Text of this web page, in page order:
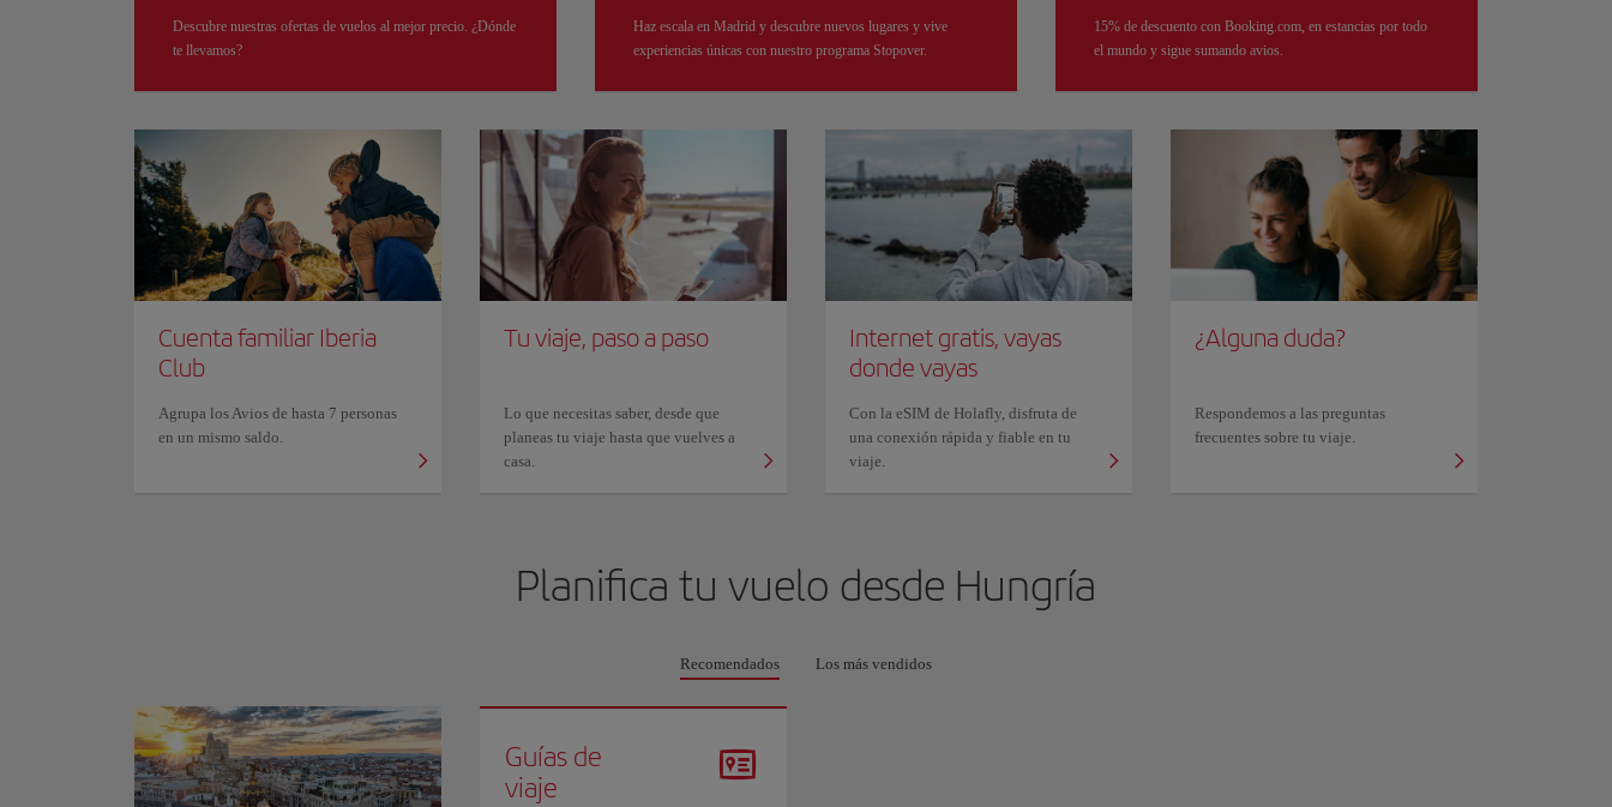
Descubre nuestras ofertas de vuelos al mejor precio. ¿Dónde
te llevamos?
Haz escala en Madrid y descubre nuevos lugares y vive
experiencias únicas con nuestro programa Stopover.
15% de descuento con Booking.com, en estancias por todo
el mundo y sigue sumando avios.
Cuenta familiar Iberia
Club
Agrupa los Avios de hasta 7 personas
en un mismo saldo.
Tu viaje, paso a paso
Lo que necesitas saber, desde que
planeas tu viaje hasta que vuelves a
casa.
Internet gratis, vayas
donde vayas
Con la eSIM de Holafly, disfruta de
una conexión rápida y fiable en tu
viaje.
¿Alguna duda?
Respondemos a las preguntas
frecuentes sobre tu viaje.
Planifica tu vuelo desde Hungría
Recomendados Los más vendidos
Guías de
viaje